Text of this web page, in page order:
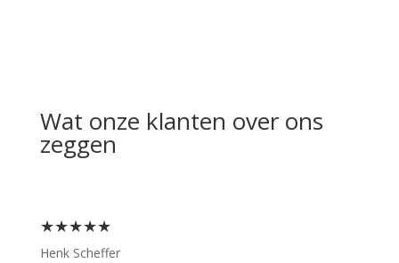
Wat onze klanten over ons
zeggen
★★★★★
Henk Scheffer